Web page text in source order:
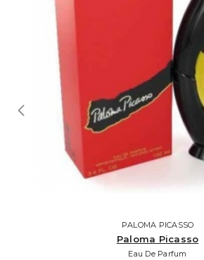
PALOMA PICASSO
Paloma Picasso
Eau De Parfum